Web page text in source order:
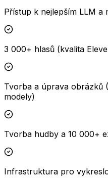
Přístup k nejlepším LLM a
3 000+ hlasů (kvalita
Tvorba a úprava obrázků
modely)
Tvorba hudby a 10 000+
Infrastruktura pro